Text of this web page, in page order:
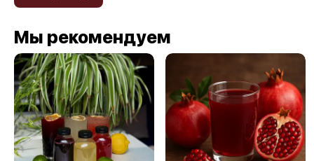
Мы рекомендуем